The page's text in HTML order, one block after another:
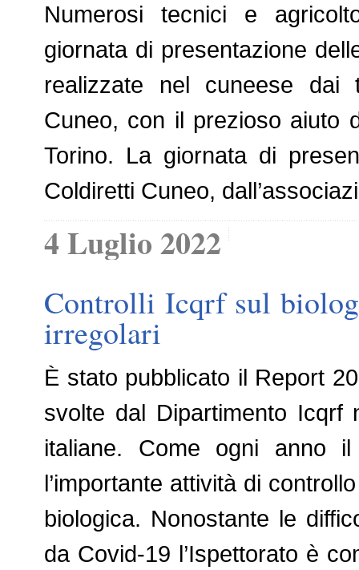
Numerosi tecnici e
giornata di presentazione
realizzate nel cuneese dai
Cuneo, con il prezioso aiuto
Torino. La giornata di
Coldiretti Cuneo,
4 Luglio 2022
Controlli Icqrf sul
irregolari
È stato pubblicato il Report
svolte dal Dipartimento Icqrf
italiane. Come ogni anno
l’importante attività di
biologica. Nonostante le
da Covid-19 l’Ispettorato è